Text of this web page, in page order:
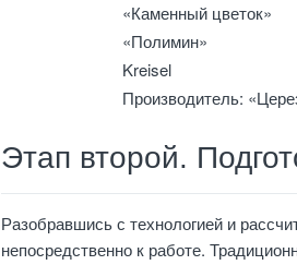
«Каменный цветок»
«Полимин»
Kreisel
Производитель:
Этап второй.
Разобравшись с технологией и
непосредственно к работе.